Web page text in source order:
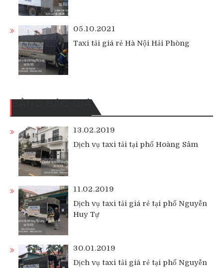
05.10.2021
Taxi tải giá rẻ Hà Nội Hải Phòng
BẢNG BÁO GIÁ
13.02.2019
Dịch vụ taxi tải tại phố Hoàng Sâm
11.02.2019
Dịch vụ taxi tải giá rẻ tại phố Nguyễn
Huy Tự
30.01.2019
Dịch vụ taxi tải giá rẻ tại phố Nguyễn